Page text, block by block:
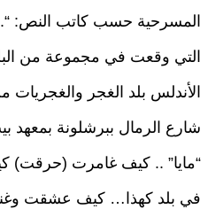
المسرحية حسب كاتب النص:
التي وقعت في مجموعة من
الأندلس بلد الغجر والغجريات
شارع الرمال ببرشلونة بمعهد
“مايا” .. كيف غامرت (حرقت)
في بلد كهذا… كيف عشقت